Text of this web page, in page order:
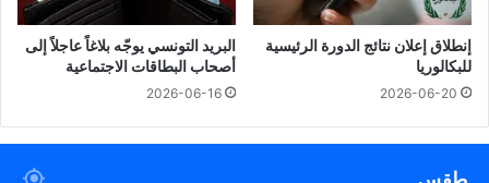
إنطلاق إعلان نتائج الدورة الرئيسية
للبكالوريا
2026-06-20
البريد التونسي يوجّه بلاغاً عاجلاً إلى
أصحاب البطاقات الاجتماعية
2026-06-16